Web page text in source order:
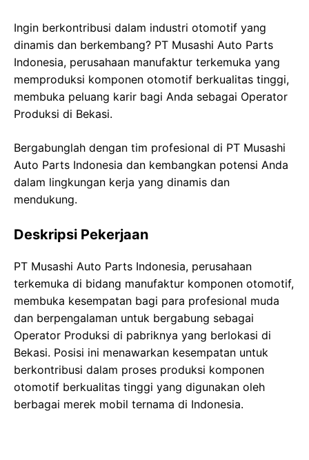
Ingin berkontribusi dalam industri otomotif yang
dinamis dan berkembang? PT Musashi Auto Parts
Indonesia, perusahaan manufaktur terkemuka yang
memproduksi komponen otomotif berkualitas tinggi,
membuka peluang karir bagi Anda sebagai Operator
Produksi di Bekasi.
Bergabunglah dengan tim profesional di PT Musashi
Auto Parts Indonesia dan kembangkan potensi Anda
dalam lingkungan kerja yang dinamis dan
mendukung.
Deskripsi Pekerjaan
PT Musashi Auto Parts Indonesia, perusahaan
terkemuka di bidang manufaktur komponen otomotif,
membuka kesempatan bagi para profesional muda
dan berpengalaman untuk bergabung sebagai
Operator Produksi di pabriknya yang berlokasi di
Bekasi. Posisi ini menawarkan kesempatan untuk
berkontribusi dalam proses produksi komponen
otomotif berkualitas tinggi yang digunakan oleh
berbagai merek mobil ternama di Indonesia.